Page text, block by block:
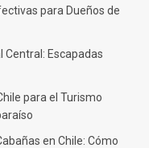
para Dueños de
Central: Escapadas
para el Turismo
en Chile: Cómo